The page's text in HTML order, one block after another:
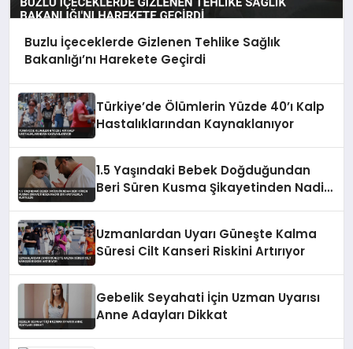
Buzlu İçeceklerde Gizlenen Tehlike Sağlık
Bakanlığı’nı Harekete Geçirdi
Türkiye’de Ölümlerin Yüzde 40’ı Kalp
Hastalıklarından Kaynaklanıyor
1.5 Yaşındaki Bebek Doğduğundan
Beri Süren Kusma Şikayetinden Nadir
Uzmanlardan Uyarı Güneşte Kalma
Süresi Cilt Kanseri Riskini Artırıyor
Gebelik Seyahati İçin Uzman Uyarısı
Anne Adayları Dikkat